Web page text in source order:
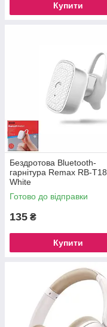
Купити
Бездротова Bluetooth-
гарнітура Remax RB-T18
White
Готово до відправки
135 ₴
Купити